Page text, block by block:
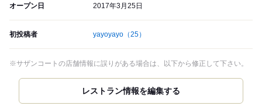
オープン日 2017年3月25日
初投稿者 yayoyayo （25）
※サザンコートの店舗情報に誤りがある場合は、以下から修正して下さい。
レストラン情報を編集する